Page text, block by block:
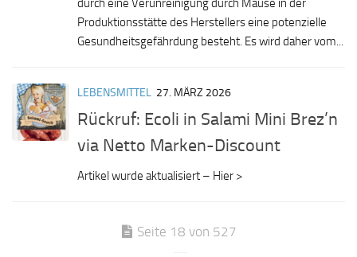
durch eine Verunreinigung durch Mäuse in der
Produktionsstätte des Herstellers eine potenzielle
Gesundheitsgefährdung besteht. Es wird daher vom...
LEBENSMITTEL 27. MÄRZ 2026
Rückruf: Ecoli in Salami Mini Brez’n
via Netto Marken-Discount
Artikel wurde aktualisiert – Hier >
Seite 18 von 527